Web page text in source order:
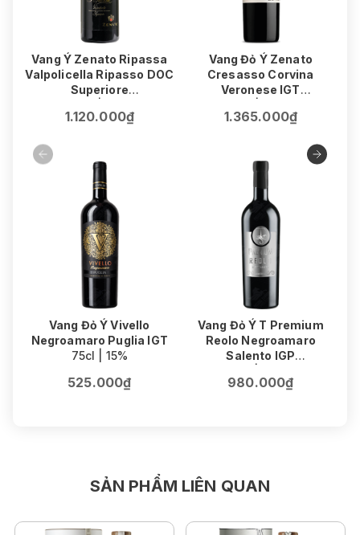
Vang Ý Zenato Ripassa
Valpolicella Ripasso DOC
Superiore
1.120.000₫
Vang Đỏ Ý Zenato
Cresasso Corvina
Veronese IGT
1.365.000₫
Vang Đỏ Ý Vivello
Negroamaro Puglia IGT
75cl | 15%
525.000₫
Vang Đỏ Ý T Premium
Reolo Negroamaro
Salento IGP
980.000₫
SẢN PHẨM LIÊN QUAN